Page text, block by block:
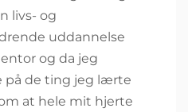
livs- og
uddannelse
og da jeg
på de ting jeg lærte
at hele mit hjerte